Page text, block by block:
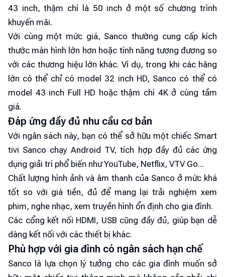
43 inch, thậm chí là 50 inch ở một số chương trình
khuyến mãi.
Với cùng một mức giá, Sanco thường cung cấp kích
thước màn hình lớn hơn hoặc tính năng tương đương so
với các thương hiệu lớn khác. Ví dụ, trong khi các hãng
lớn có thể chỉ có model 32 inch HD, Sanco có thể có
model 43 inch Full HD hoặc thậm chí 4K ở cùng tầm
giá.
Đáp ứng đầy đủ nhu cầu cơ bản
Với ngân sách này, bạn có thể sở hữu một chiếc Smart
tivi Sanco chạy Android TV, tích hợp đầy đủ các ứng
dụng giải trí phổ biến như YouTube, Netflix, VTV Go...
Chất lượng hình ảnh và âm thanh của Sanco ở mức khá
tốt so với giá tiền, đủ để mang lại trải nghiệm xem
phim, nghe nhạc, xem truyền hình ổn định cho gia đình.
Các cổng kết nối HDMI, USB cũng đầy đủ, giúp bạn dễ
dàng kết nối với các thiết bị khác.
Phù hợp với gia đình có ngân sách hạn chế
Sanco là lựa chọn lý tưởng cho các gia đình muốn sở